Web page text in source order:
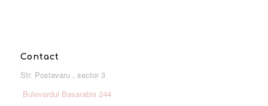
Contact
Str. Postavaru , sector 3
Bulevardul Basarabia 244